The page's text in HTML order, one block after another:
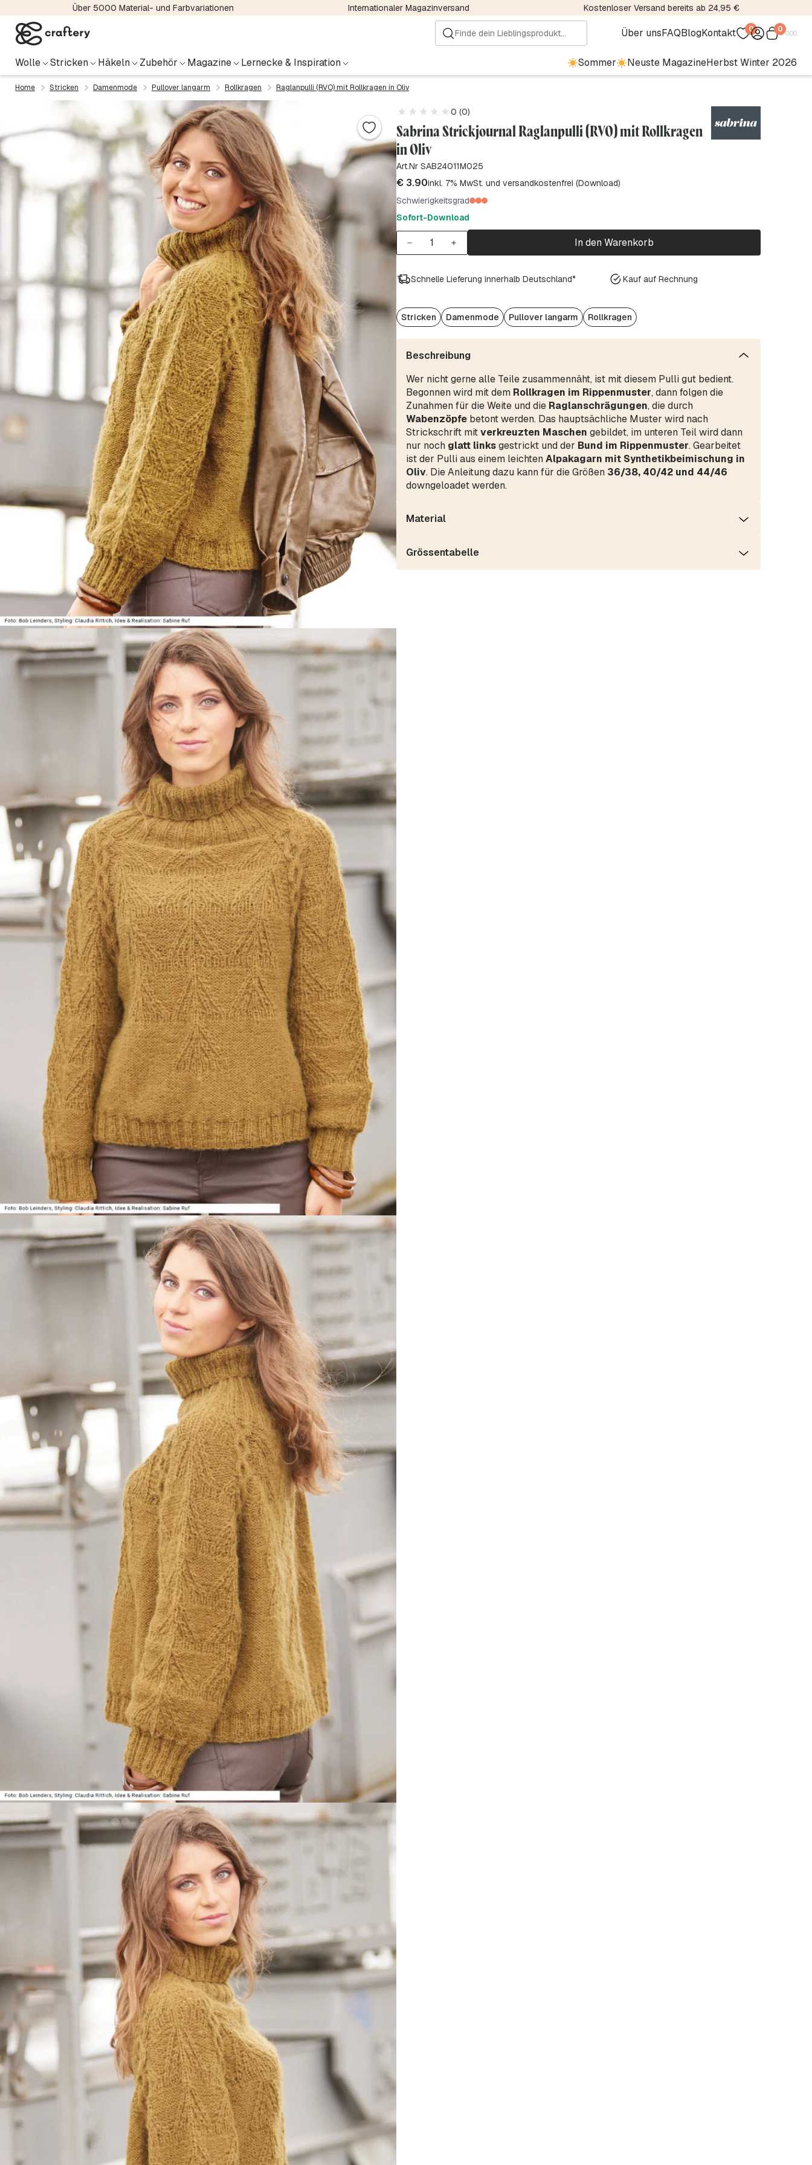
Über 5000 Material- und Farbvariationen Internationaler Magazinversand Kostenloser Versand bereits ab 24,95 €
Über unsFAQBlogKontakt 0 0€0.00
Wolle Stricken Häkeln Zubehör Magazine Lernecke & Inspiration Sommer Neuste MagazineHerbst Winter 2026
Home Stricken Damenmode Pullover langarm Rollkragen Raglanpulli (RVO) mit Rollkragen in Oliv
0 (0)
Sabrina Strickjournal Raglanpulli (RVO) mit Rollkragen
in Oliv
Art.Nr SAB24011M025
€3.90inkl. 7% MwSt. und versandkostenfrei (Download)
Schwierigkeitsgrad
Sofort-Download
In den Warenkorb
Schnelle Lieferung innerhalb Deutschland* Kauf auf Rechnung
Stricken Damenmode Pullover langarm Rollkragen
Beschreibung
Wer nicht gerne alle Teile zusammennäht, ist mit diesem Pulli gut bedient.
Begonnen wird mit dem Rollkragen im Rippenmuster, dann folgen die
Zunahmen für die Weite und die Raglanschrägungen, die durch
Wabenzöpfebetont werden. Das hauptsächliche Muster wird nach
Strickschrift mitverkreuzten Maschen gebildet, im unteren Teil wird dann
nur noch glatt linksgestrickt und der Bund im Rippenmuster. Gearbeitet
ist der Pulli aus einem leichtenAlpakagarn mit Synthetikbeimischung in
Oliv. Die Anleitung dazu kann für die Größen 36/38, 40/42 und 44/46
downgeloadet werden.
Material
Grössentabelle